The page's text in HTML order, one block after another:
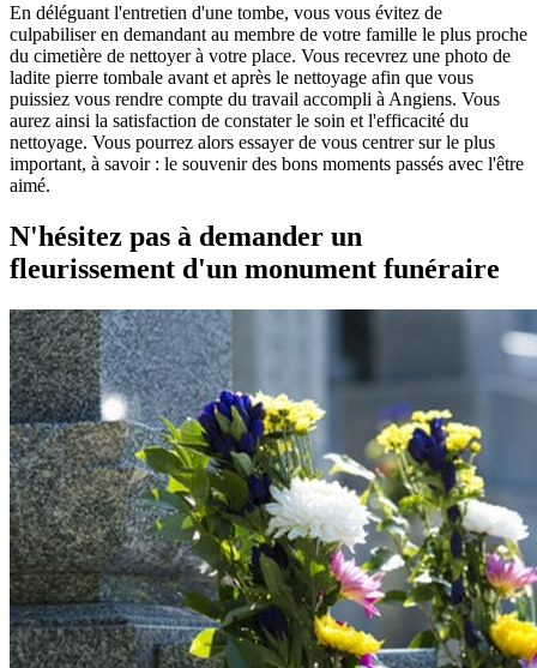
En déléguant l'entretien d'une tombe, vous vous évitez de
culpabiliser en demandant au membre de votre famille le plus proche
du cimetière de nettoyer à votre place. Vous recevrez une photo de
ladite pierre tombale avant et après le nettoyage afin que vous
puissiez vous rendre compte du travail accompli à Angiens. Vous
aurez ainsi la satisfaction de constater le soin et l'efficacité du
nettoyage. Vous pourrez alors essayer de vous centrer sur le plus
important, à savoir : le souvenir des bons moments passés avec l'être
aimé.
N'hésitez pas à demander un
fleurissement d'un monument funéraire